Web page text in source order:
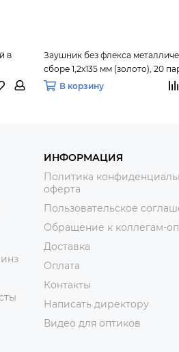
в
Заушник без флекса
сборе 1,2х135 мм (золото), 20
В корзину
ИНФОРМАЦИЯ
Политика
оферта
Пользовательское
Обращение к коллегам-
Доставка
Оплата
Контакты
Написать директору
Видео для оптиков